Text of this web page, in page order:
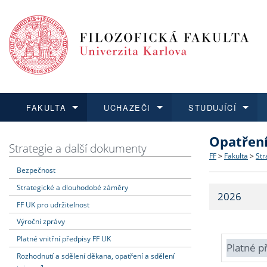
FAKULTA
Dozvědět se více
Struktura
Strategie
Fakultní
UCHAZEČI
Podat přihlášku
Co
Učitelské
STUDUJÍCÍ
Dozvědět se více
Dozvědět se více
O vědě a
Dozvědět se více
Aktuální
Strategie a další dokumenty
Bezpečnost
Strategické a dlouhodobé záměry
FF UK pro udržitelnost
Výroční zprávy
Platné vnitřní předpisy FF UK
Rozhodnutí a sdělení děkana, opatření a sdělení
FF > Fakulta >
2026
Platné